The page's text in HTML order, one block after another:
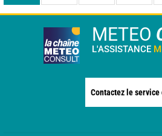
METEO
L'ASSISTANCE
Contactez le